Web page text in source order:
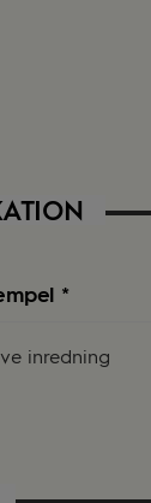
*
inredning